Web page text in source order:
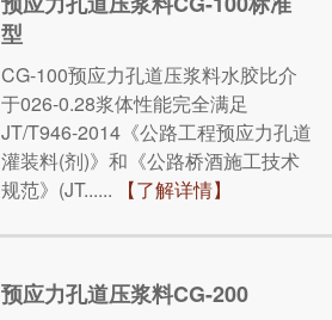
型
CG-100预应力孔道压浆料水胶比介
于026-0.28浆体性能完全满足
JT/T946-2014《公路工程预应力孔道
灌装料(剂)》和《公路桥酒施工技术
规范》(JT......
【了解详情】
预应力孔道压浆料CG-200